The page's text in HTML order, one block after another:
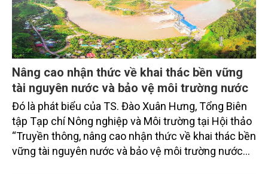
Nâng cao nhận thức về khai thác bền vững
tài nguyên nước và bảo vệ môi trường nước
Đó là phát biểu của TS. Đào Xuân Hưng, Tổng Biên
tập Tạp chí Nông nghiệp và Môi trường tại Hội thảo
“Truyền thông, nâng cao nhận thức về khai thác bền
vững tài nguyên nước và bảo vệ môi trường nước